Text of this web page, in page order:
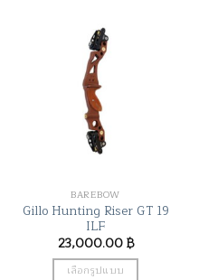
multiple
variants.
The
options
may
be
chosen
product
page
BAREBOW
Gillo Hunting Riser GT 19
ILF
23,000.00฿
เลือกรูปแบบ